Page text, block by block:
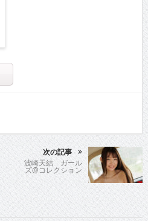
次の記事
波崎天結 ガール
ズ@コレクション